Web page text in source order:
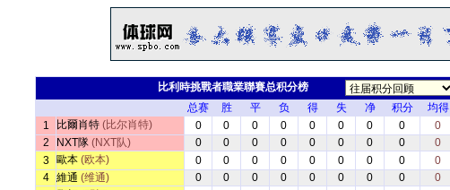
比利時挑戰者職業聯賽总积分榜
总赛
胜 平 负 得 失 净 积分 均得
1
比爾肖特 (比尔肖特) 0 0 0 0 0 0 0 0 0
2
NXT隊 (NXT队) 0 0 0 0 0 0 0 0 0
3
歐本 (欧本) 0 0 0 0 0 0 0 0 0
4
維通 (维通) 0 0 0 0 0 0 0 0 0